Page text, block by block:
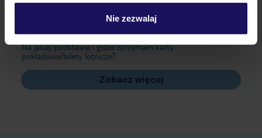
Nie zezwalaj
Jak zmienić uczestników/osobę zgłaszającą?
Czy w Hotelu będzie przedstawiciel TUI?
Na jakiej podstawie i gdzie otrzymam karty
pokładowe/bilety lotnicze?
Zobacz więcej